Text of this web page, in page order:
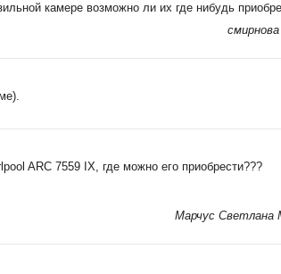
камере возможно ли их где нибудь
ARC 7559 IX, где можно его приобрести???
Марчус Светлана